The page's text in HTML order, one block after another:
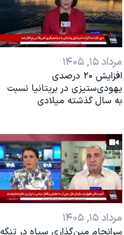
مرداد ۱۵, ۱۴۰۵
افزایش ۲۰ درصدی
یهودی‌ستیزی در بریتانیا نسبت
به سال گذشته میلادی
مرداد ۱۵, ۱۴۰۵
سرانجام مین‌گذاری‌ سپاه در تنگه